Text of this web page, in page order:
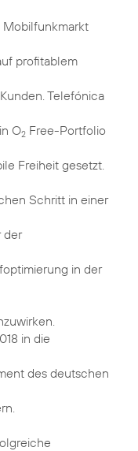
Mobilfunkmarkt
profitablem
Telefónica
O2 Free-Portfolio
Freiheit gesetzt.
Schritt in einer
der
in der
in die
des deutschen